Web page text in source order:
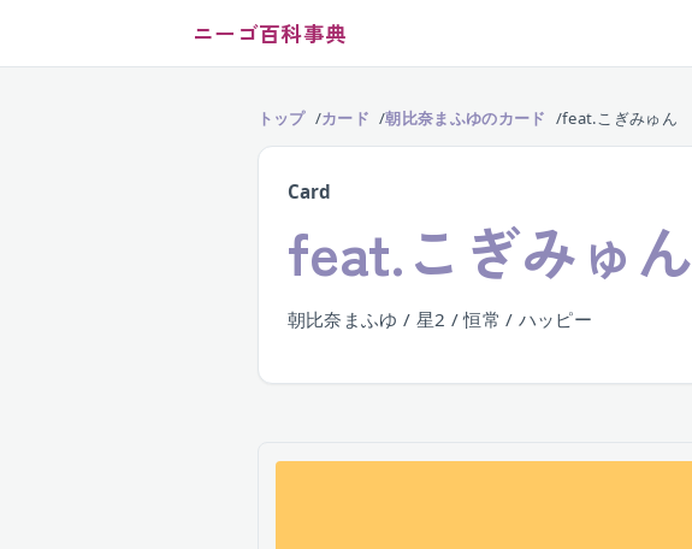
ニーゴ百科事典
トップ カード 朝比奈まふゆのカード feat.こぎみゅん
Card
feat.こぎみゅん
朝比奈まふゆ / 星2 / 恒常 / ハッピー